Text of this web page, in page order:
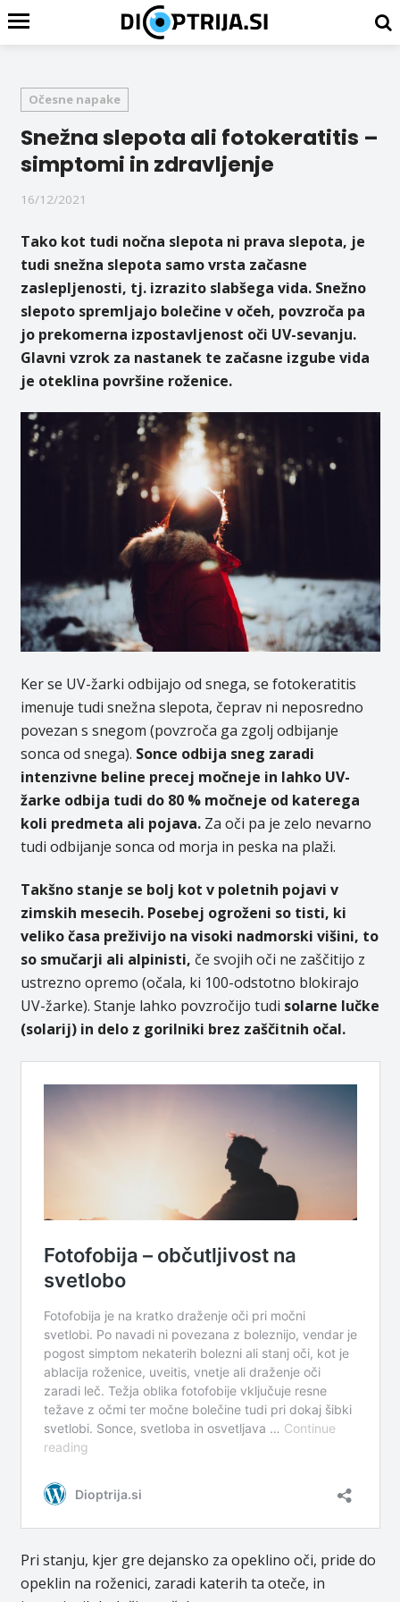
Očesne napake
Snežna slepota ali fotokeratitis –
simptomi in zdravljenje
16/12/2021
Tako kot tudi nočna slepota ni prava slepota, je
tudi snežna slepota samo vrsta začasne
zaslepljenosti, tj. izrazito slabšega vida. Snežno
slepoto spremljajo bolečine v očeh, povzroča pa
jo prekomerna izpostavljenost oči UV-sevanju.
Glavni vzrok za nastanek te začasne izgube vida
je oteklina površine roženice.
Ker se UV-žarki odbijajo od snega, se fotokeratitis
imenuje tudi snežna slepota, čeprav ni neposredno
povezan s snegom (povzroča ga zgolj odbijanje
sonca od snega). Sonce odbija sneg zaradi
intenzivne beline precej močneje in lahko UV-
žarke odbija tudi do 80 % močneje od katerega
koli predmeta ali pojava.Za oči pa je zelo nevarno
tudi odbijanje sonca od morja in peska na plaži.
Takšno stanje se bolj kot v poletnih pojavi v
zimskih mesecih. Posebej ogroženi so tisti, ki
veliko časa preživijo na visoki nadmorski višini, to
so smučarji ali alpinisti, če svojih oči ne zaščitijo z
ustrezno opremo (očala, ki 100-odstotno blokirajo
UV-žarke). Stanje lahko povzročijo tudi solarne lučke
(solarij) in delo z gorilniki brez zaščitnih očal.
Pri stanju, kjer gre dejansko za opeklino oči, pride do
opeklin na roženici, zaradi katerih ta oteče, in